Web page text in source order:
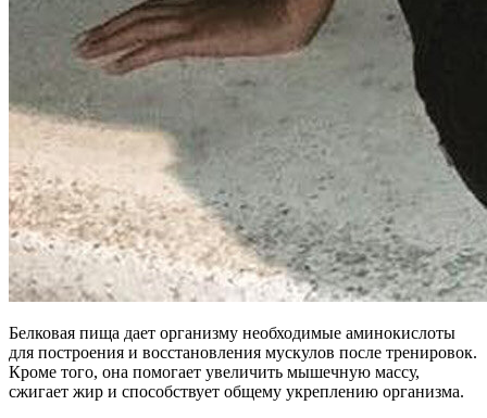
Белковая пища дает организму необходимые аминокислоты
для построения и восстановления мускулов после тренировок.
Кроме того, она помогает увеличить мышечную массу,
сжигает жир и способствует общему укреплению организма.